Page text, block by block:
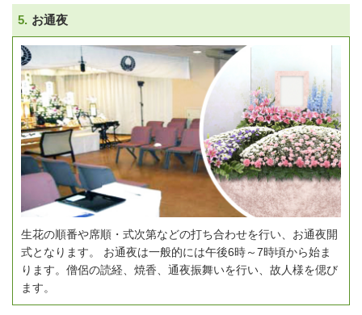
5. お通夜
生花の順番や席順・式次第などの打ち合わせを行い、お通夜開
式となります。
お通夜は一般的には午後6時～7時頃から始ま
ります。 僧侶の読経、焼香、通夜振舞いを行い、故人様を偲び
ます。